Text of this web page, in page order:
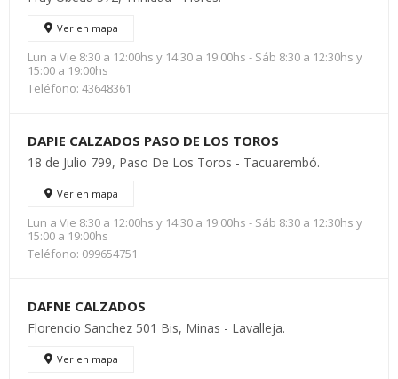
Ver en mapa
Lun a Vie 8:30 a 12:00hs y 14:30 a 19:00hs - Sáb 8:30 a 12:30hs y
15:00 a 19:00hs
Teléfono: 43648361
DAPIE CALZADOS PASO DE LOS TOROS
18 de Julio 799, Paso De Los Toros - Tacuarembó.
Ver en mapa
Lun a Vie 8:30 a 12:00hs y 14:30 a 19:00hs - Sáb 8:30 a 12:30hs y
15:00 a 19:00hs
Teléfono: 099654751
DAFNE CALZADOS
Florencio Sanchez 501 Bis, Minas - Lavalleja.
Ver en mapa